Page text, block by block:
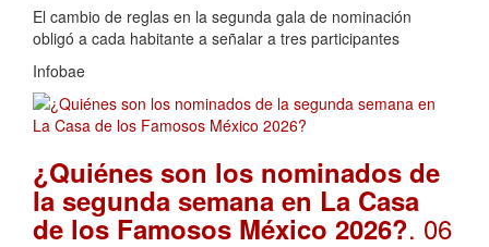
El cambio de reglas en la segunda gala de nominación
obligó a cada habitante a señalar a tres participantes
Infobae
¿Quiénes son los nominados de
la segunda semana en La Casa
de los Famosos México 2026?. 06